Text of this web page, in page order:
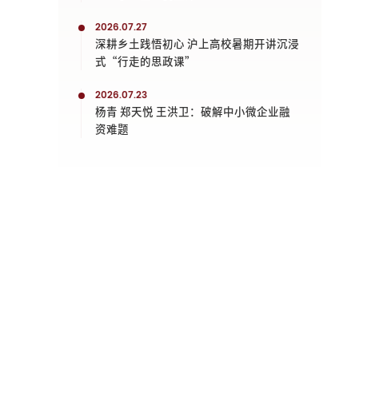
2026.07.27
深耕乡土践悟初心 沪上高校暑期开讲沉浸
式“行走的思政课”
2026.07.23
杨青 郑天悦 王洪卫：破解中小微企业融
资难题